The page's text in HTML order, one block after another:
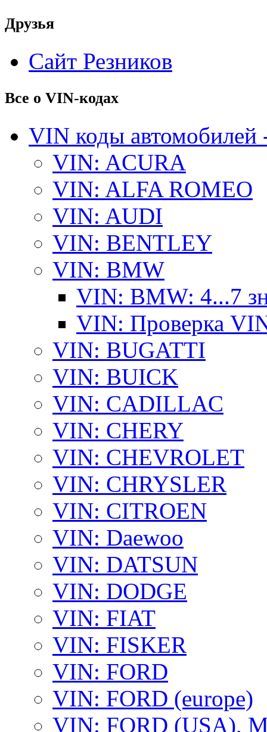
Друзья
Сайт Резников
Все о VIN-кодах
VIN коды автомобилей
VIN: ACURA
VIN: ALFA ROMEO
VIN: AUDI
VIN: BENTLEY
VIN: BMW
VIN: BMW: 4...7
VIN: Проверка
VIN: BUGATTI
VIN: BUICK
VIN: CADILLAC
VIN: CHERY
VIN: CHEVROLET
VIN: CHRYSLER
VIN: CITROEN
VIN: Daewoo
VIN: DATSUN
VIN: DODGE
VIN: FIAT
VIN: FISKER
VIN: FORD
VIN: FORD (europe)
VIN: FORD (USA),